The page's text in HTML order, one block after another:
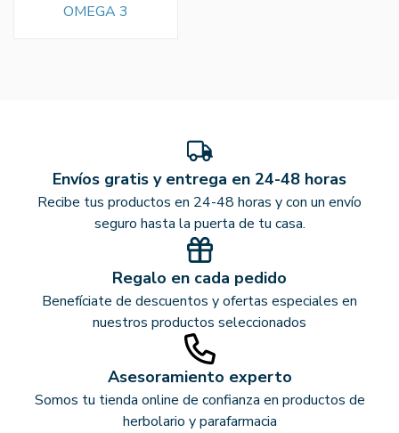
OMEGA 3
Envíos gratis y entrega en 24-48 horas
Recibe tus productos en 24-48 horas y con un envío
seguro hasta la puerta de tu casa.
Regalo en cada pedido
Benefíciate de descuentos y ofertas especiales en
nuestros productos seleccionados
Asesoramiento experto
Somos tu tienda online de confianza en productos de
herbolario y parafarmacia